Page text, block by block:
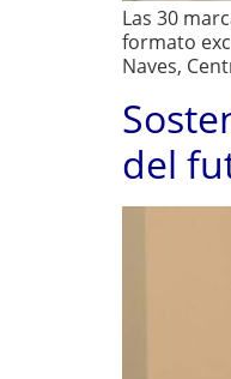
Las 30
formato
Naves,
del